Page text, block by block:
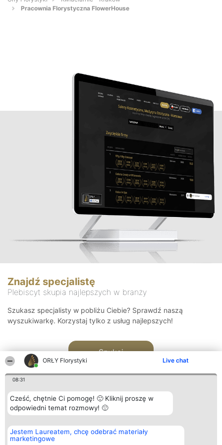
ORŁY Florystyki Live chat
08:31
Cześć, chętnie Ci pomogę! 🙂 Kliknij proszę w
odpowiedni temat rozmowy! 🙂
Jestem Laureatem, chcę odebrać materiały
marketingowe
Pracownia Florystyczna FlowerHouse
Znajdź specjalistę
Plebiscyt skupia najlepszych w branży
Szukasz specjalisty w pobliżu Ciebie? Sprawdź naszą
wyszukiwarkę. Korzystaj tylko z usług najlepszych!
Szukaj
Organizator plebiscytu
Bright Side Solutions sp. z o.
o. sp. k.
Plebiscyt
Laureaci
Kontakt
Kontakt